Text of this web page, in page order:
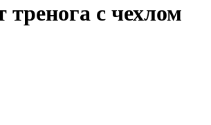
с чехлом